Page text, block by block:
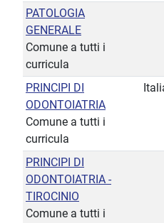
PATOLOGIA
GENERALE
Comune a tutti i
curricula
PRINCIPI DI
ODONTOIATRIA
Comune a tutti i
curricula
PRINCIPI DI
ODONTOIATRIA -
TIROCINIO
Comune a tutti i